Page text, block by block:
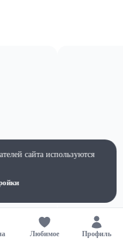
Любимое Профиль
сайта используются